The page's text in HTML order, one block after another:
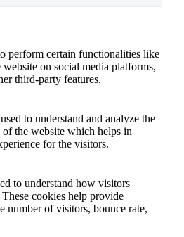
perform certain functionalities like
on social media platforms,
third-party features.
to understand and analyze the
the website which helps in
for the visitors.
to understand how visitors
cookies help provide
number of visitors, bounce rate,